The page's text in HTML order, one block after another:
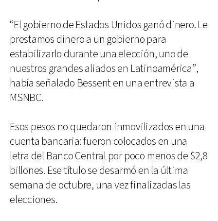
“El gobierno de Estados Unidos ganó dinero. Le
prestamos dinero a un gobierno para
estabilizarlo durante una elección, uno de
nuestros grandes aliados en Latinoamérica”,
había señalado Bessent en una entrevista a
MSNBC.
Esos pesos no quedaron inmovilizados en una
cuenta bancaria: fueron colocados en una
letra del Banco Central por poco menos de $2,8
billones. Ese título se desarmó en la última
semana de octubre, una vez finalizadas las
elecciones.